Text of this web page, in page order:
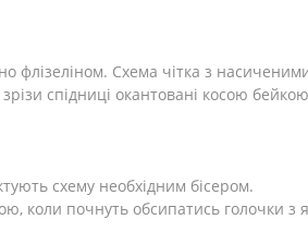
флізеліном. Схема чітка з
спідниці окантовані косою
схему необхідним бісером.
коли почнуть обсипатись голочки з